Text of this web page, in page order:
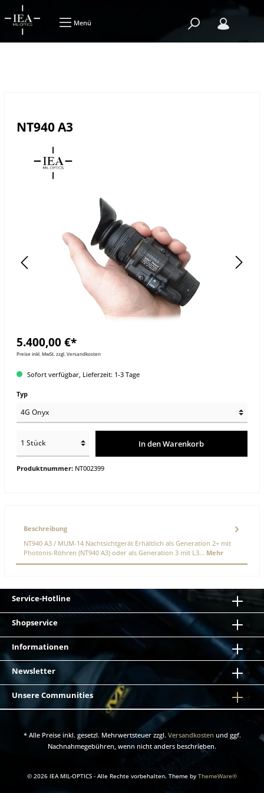
Menü
NT940 A3
5.400,00 €*
Preise inkl. MwSt. zzgl. Versandkosten
Sofort verfügbar, Lieferzeit: 1-3 Tage
Typ
In den Warenkorb
Produktnummer: NT002399
Beschreibung
NT940 A3 / MUM-14 Nachtsichtgerät Erhältlich als Generation 2+ mit
Photonis-Röhren (NT940 A3) oder als Generation 3 mit L3… Mehr
Service-Hotline
Shopservice
Informationen
Newsletter
Unsere Communities
* Alle Preise inkl. gesetzl. Mehrwertsteuer zzgl. Versandkosten und ggf.
Nachnahmegebühren, wenn nicht anders beschrieben.
© 2026 IEA MIL-OPTICS - Alle Rechte vorbehalten. Theme by ThemeWare®